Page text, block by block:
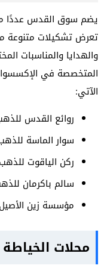
يضم سوق القدس عددًا
تعرض تشكيلات متنوعة
والهدايا والمناسبات
المتخصصة في
الآتي:
روائع القدس
سوار الماسة
ركن الياقوت
سالم باكرمان
مؤسسة زين
محلات